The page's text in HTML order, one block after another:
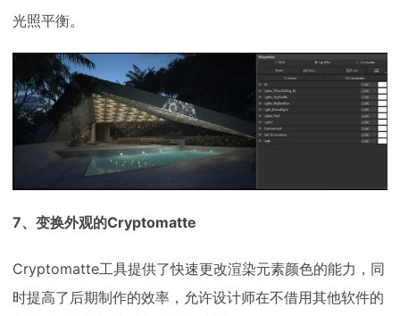
光照平衡。
7、变换外观的Cryptomatte
Cryptomatte工具提供了快速更改渲染元素颜色的能力，同
时提高了后期制作的效率，允许设计师在不借用其他软件的